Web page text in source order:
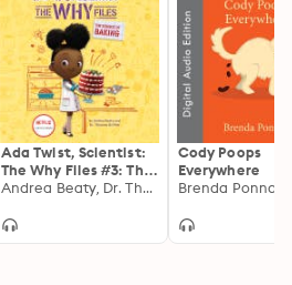
Ada Twist, Scientist:
The Why Files #3: The
Science of Baking
Andrea Beaty, Dr. Theanne Griffith
Cody Poops
Everywhere
Brenda Ponnay